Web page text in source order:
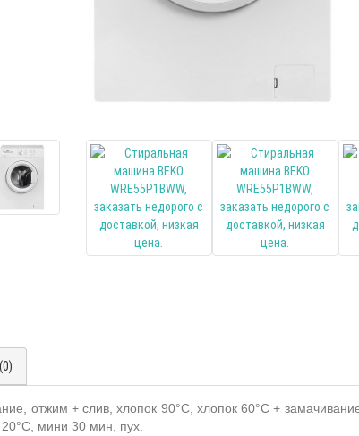
отжим + слив, хлопок 90°C, хлопок 60°C +
мини 30 мин, пух.